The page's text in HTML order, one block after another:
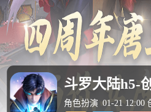
斗罗大陆h5-
角色扮演 01-21 12:00